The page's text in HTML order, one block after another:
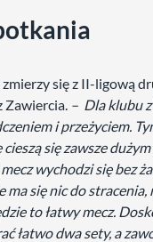
się z II-ligową
Zawiercia. – Dla klubu
i przeżyciem.
się zawsze
wychodzi się bez
się nic do stracenia,
to łatwy mecz.
łatwo dwa sety, a